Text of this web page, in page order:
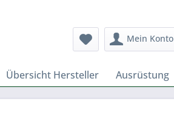
Mein Konto
Übersicht Hersteller Ausrüstung